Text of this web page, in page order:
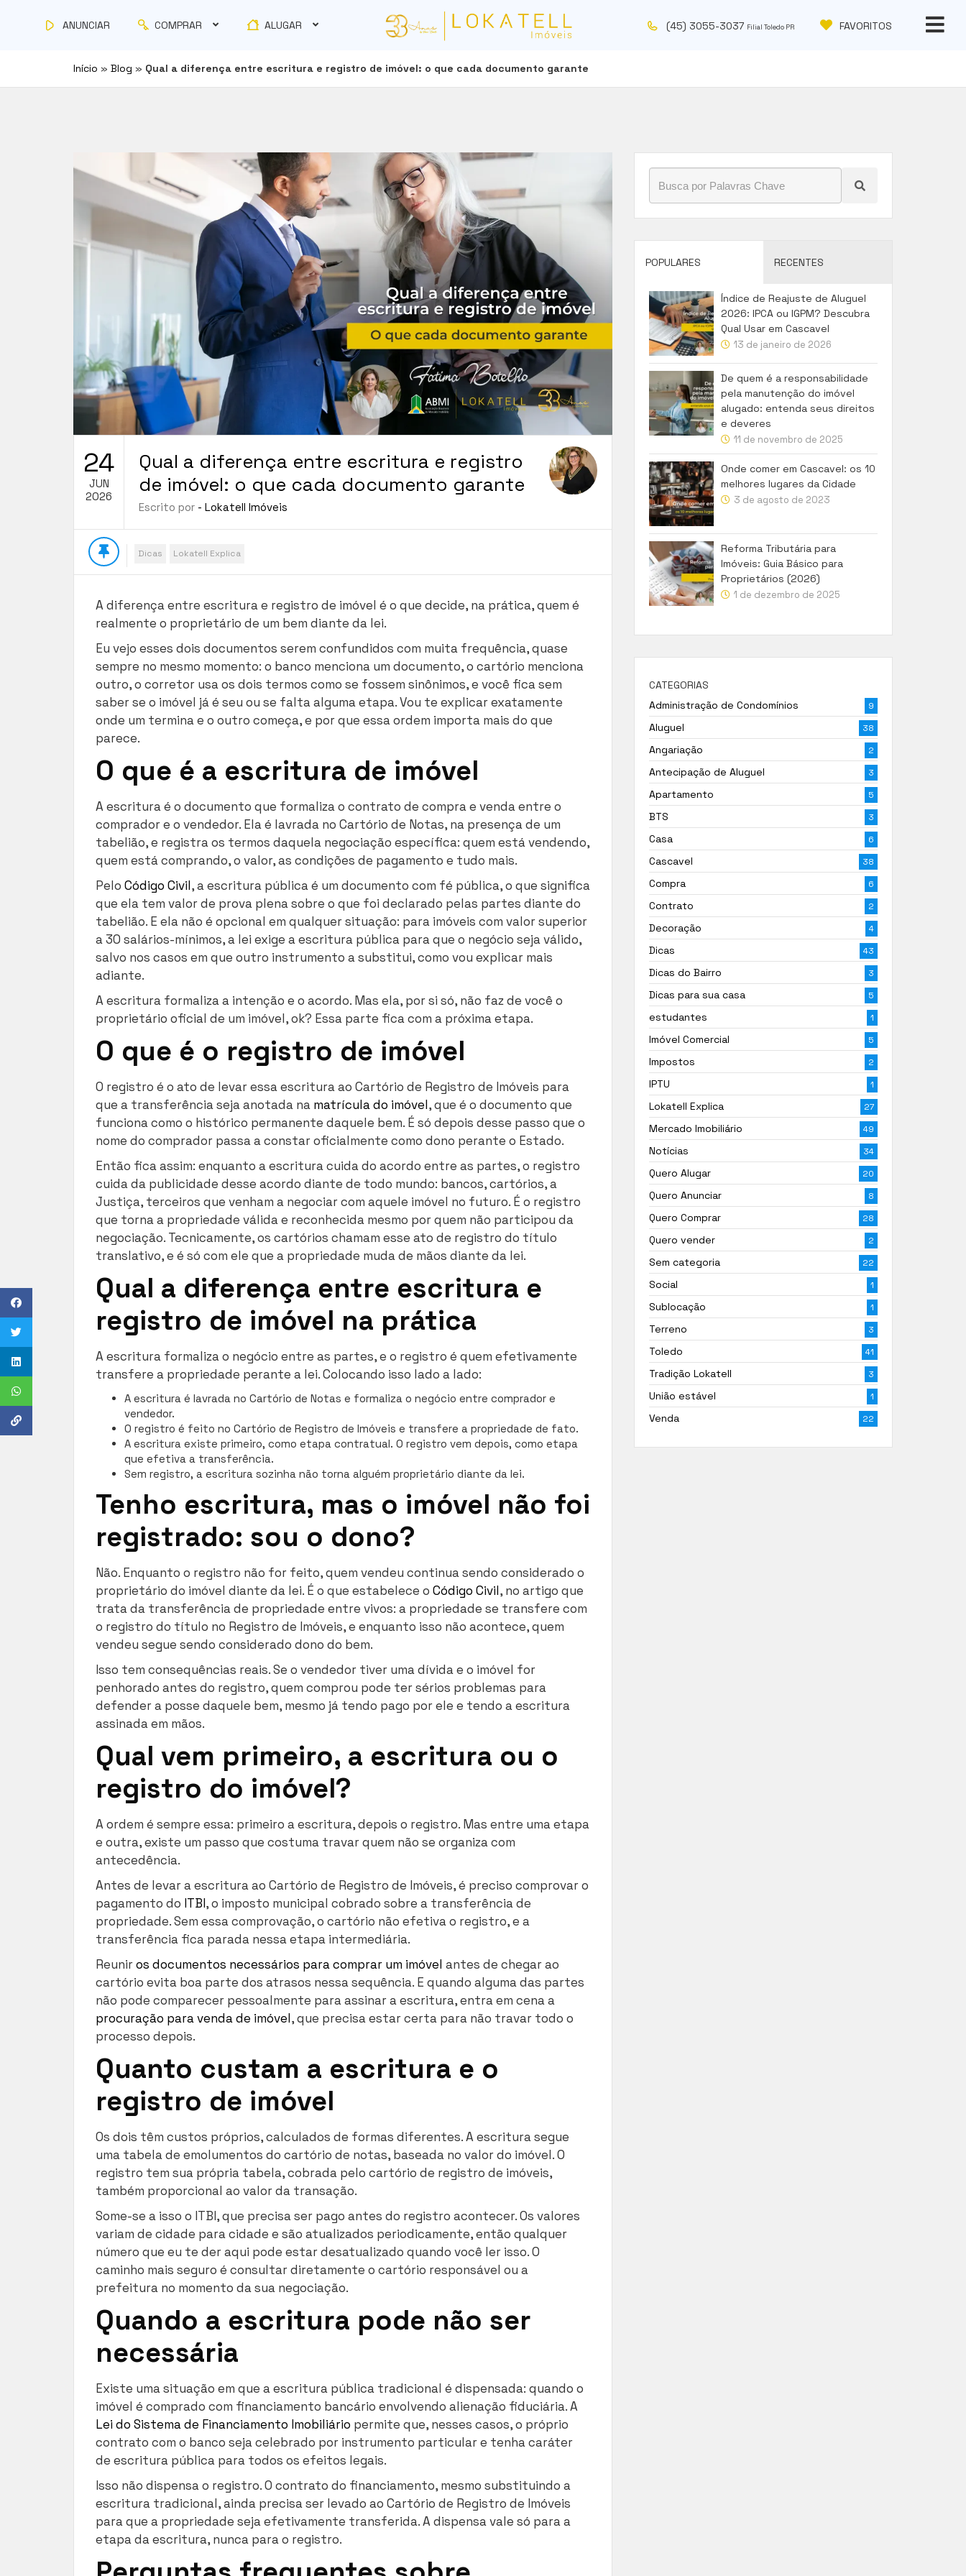
ANUNCIAR COMPRAR ALUGAR FAVORITOS
(45) 3055-3037 Filial Toledo PR
Início » Blog » Qual a diferença entre escritura e registro de imóvel: o que cada documento garante
24
JUN
2026
Qual a diferença entre escritura e registro
de imóvel: o que cada documento garante
Escrito por - Lokatell Imóveis
Dicas Lokatell Explica
A diferença entre escritura e registro de imóvel é o que decide, na prática, quem é
realmente o proprietário de um bem diante da lei.
Eu vejo esses dois documentos serem confundidos com muita frequência, quase
sempre no mesmo momento: o banco menciona um documento, o cartório menciona
outro, o corretor usa os dois termos como se fossem sinônimos, e você fica sem
saber se o imóvel já é seu ou se falta alguma etapa. Vou te explicar exatamente
onde um termina e o outro começa, e por que essa ordem importa mais do que
parece.
O que é a escritura de imóvel
A escritura é o documento que formaliza o contrato de compra e venda entre o
comprador e o vendedor. Ela é lavrada no Cartório de Notas, na presença de um
tabelião, e registra os termos daquela negociação específica: quem está vendendo,
quem está comprando, o valor, as condições de pagamento e tudo mais.
Pelo Código Civil, a escritura pública é um documento com fé pública, o que significa
que ela tem valor de prova plena sobre o que foi declarado pelas partes diante do
tabelião. E ela não é opcional em qualquer situação: para imóveis com valor superior
a 30 salários-mínimos, a lei exige a escritura pública para que o negócio seja válido,
salvo nos casos em que outro instrumento a substitui, como vou explicar mais
adiante.
A escritura formaliza a intenção e o acordo. Mas ela, por si só, não faz de você o
proprietário oficial de um imóvel, ok? Essa parte fica com a próxima etapa.
O que é o registro de imóvel
O registro é o ato de levar essa escritura ao Cartório de Registro de Imóveis para
que a transferência seja anotada na matrícula do imóvel, que é o documento que
funciona como o histórico permanente daquele bem. É só depois desse passo que o
nome do comprador passa a constar oficialmente como dono perante o Estado.
Então fica assim: enquanto a escritura cuida do acordo entre as partes, o registro
cuida da publicidade desse acordo diante de todo mundo: bancos, cartórios, a
Justiça, terceiros que venham a negociar com aquele imóvel no futuro. É o registro
que torna a propriedade válida e reconhecida mesmo por quem não participou da
negociação. Tecnicamente, os cartórios chamam esse ato de registro do título
translativo, e é só com ele que a propriedade muda de mãos diante da lei.
Qual a diferença entre escritura e
registro de imóvel na prática
A escritura formaliza o negócio entre as partes, e o registro é quem efetivamente
transfere a propriedade perante a lei. Colocando isso lado a lado:
A escritura é lavrada no Cartório de Notas e formaliza o negócio entre comprador e
vendedor.
O registro é feito no Cartório de Registro de Imóveis e transfere a propriedade de fato.
A escritura existe primeiro, como etapa contratual. O registro vem depois, como etapa
que efetiva a transferência.
Sem registro, a escritura sozinha não torna alguém proprietário diante da lei.
Tenho escritura, mas o imóvel não foi
registrado: sou o dono?
Não. Enquanto o registro não for feito, quem vendeu continua sendo considerado o
proprietário do imóvel diante da lei. É o que estabelece o Código Civil, no artigo que
trata da transferência de propriedade entre vivos: a propriedade se transfere com
o registro do título no Registro de Imóveis, e enquanto isso não acontece, quem
vendeu segue sendo considerado dono do bem.
Isso tem consequências reais. Se o vendedor tiver uma dívida e o imóvel for
penhorado antes do registro, quem comprou pode ter sérios problemas para
defender a posse daquele bem, mesmo já tendo pago por ele e tendo a escritura
assinada em mãos.
Qual vem primeiro, a escritura ou o
registro do imóvel?
A ordem é sempre essa: primeiro a escritura, depois o registro. Mas entre uma etapa
e outra, existe um passo que costuma travar quem não se organiza com
antecedência.
Antes de levar a escritura ao Cartório de Registro de Imóveis, é preciso comprovar o
pagamento do ITBI, o imposto municipal cobrado sobre a transferência de
propriedade. Sem essa comprovação, o cartório não efetiva o registro, e a
transferência fica parada nessa etapa intermediária.
Reuniros documentos necessários para comprar um imóvel antes de chegar ao
cartório evita boa parte dos atrasos nessa sequência. E quando alguma das partes
não pode comparecer pessoalmente para assinar a escritura, entra em cena a
procuração para venda de imóvel, que precisa estar certa para não travar todo o
processo depois.
Quanto custam a escritura e o
registro de imóvel
Os dois têm custos próprios, calculados de formas diferentes. A escritura segue
uma tabela de emolumentos do cartório de notas, baseada no valor do imóvel. O
registro tem sua própria tabela, cobrada pelo cartório de registro de imóveis,
também proporcional ao valor da transação.
Some-se a isso o ITBI, que precisa ser pago antes do registro acontecer. Os valores
variam de cidade para cidade e são atualizados periodicamente, então qualquer
número que eu te der aqui pode estar desatualizado quando você ler isso. O
caminho mais seguro é consultar diretamente o cartório responsável ou a
prefeitura no momento da sua negociação.
Quando a escritura pode não ser
necessária
Existe uma situação em que a escritura pública tradicional é dispensada: quando o
imóvel é comprado com financiamento bancário envolvendo alienação fiduciária. A
Lei do Sistema de Financiamento Imobiliário permite que, nesses casos, o próprio
contrato com o banco seja celebrado por instrumento particular e tenha caráter
de escritura pública para todos os efeitos legais.
Isso não dispensa o registro. O contrato do financiamento, mesmo substituindo a
escritura tradicional, ainda precisa ser levado ao Cartório de Registro de Imóveis
para que a propriedade seja efetivamente transferida. A dispensa vale só para a
etapa da escritura, nunca para o registro.
POPULARES RECENTES
Índice de Reajuste de Aluguel
2026: IPCA ou IGPM? Descubra
Qual Usar em Cascavel
13 de janeiro de 2026
De quem é a responsabilidade
pela manutenção do imóvel
alugado: entenda seus direitos
e deveres
11 de novembro de 2025
Onde comer em Cascavel: os 10
melhores lugares da Cidade
3 de agosto de 2023
Reforma Tributária para
Imóveis: Guia Básico para
Proprietários (2026)
1 de dezembro de 2025
CATEGORIAS
Administração de Condomínios
9
Aluguel 38
Angariação 2
Antecipação de Aluguel 3
Apartamento 5
BTS 3
Casa 6
Cascavel 38
Compra 6
Contrato 2
Decoração 4
Dicas 43
Dicas do Bairro 3
Dicas para sua casa 5
estudantes 1
Imóvel Comercial 5
Impostos 2
IPTU 1
Lokatell Explica 27
Mercado Imobiliário 49
Notícias 34
Quero Alugar 20
Quero Anunciar 8
Quero Comprar 28
Quero vender 2
Sem categoria 22
Social 1
Sublocação 1
Terreno 3
Toledo 41
Tradição Lokatell 3
União estável 1
Venda 22